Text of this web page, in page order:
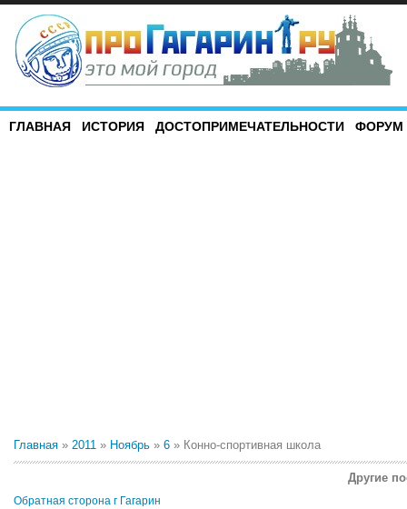
ГЛАВНАЯ ИСТОРИЯ ДОСТОПРИМЕЧАТЕЛЬНОСТИ ФОРУМ
Главная » 2011 » Ноябрь » 6 » Конно-спортивная школа
Другие
Обратная сторона г Гагарин